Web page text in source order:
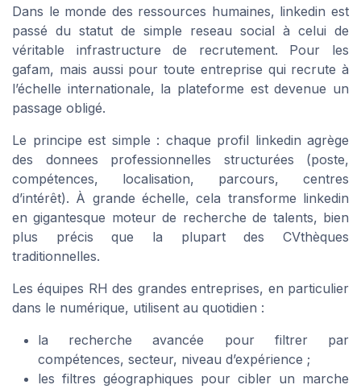
Dans le monde des ressources humaines, linkedin est
passé du statut de simple reseau social à celui de
véritable infrastructure de recrutement. Pour les
gafam, mais aussi pour toute entreprise qui recrute à
l’échelle internationale, la plateforme est devenue un
passage obligé.
Le principe est simple : chaque profil linkedin agrège
des donnees professionnelles structurées (poste,
compétences, localisation, parcours, centres
d’intérêt). À grande échelle, cela transforme linkedin
en gigantesque moteur de recherche de talents, bien
plus précis que la plupart des CVthèques
traditionnelles.
Les équipes RH des grandes entreprises, en particulier
dans le numérique, utilisent au quotidien :
la recherche avancée pour filtrer par
compétences, secteur, niveau d’expérience ;
les filtres géographiques pour cibler un marche